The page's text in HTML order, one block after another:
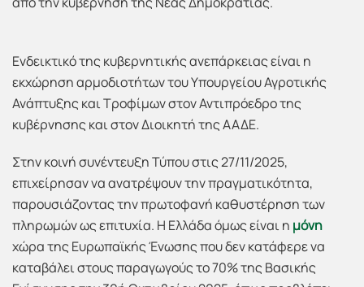
Ενδεικτικό της κυβερνητικής ανεπάρκειας είναι η
εκχώρηση αρμοδιοτήτων του Υπουργείου Αγροτικής
Ανάπτυξης και Τροφίμων στον Αντιπρόεδρο της
κυβέρνησης και στον Διοικητή της ΑΑΔΕ.
Στην κοινή συνέντευξη Τύπου στις 27/11/2025,
επιχείρησαν να ανατρέψουν την πραγματικότητα,
παρουσιάζοντας την πρωτοφανή καθυστέρηση των
πληρωμών ως επιτυχία. Η Ελλάδα όμως είναι η μόνη
χώρα της Ευρωπαϊκής Ένωσης που δεν κατάφερε να
καταβάλει στους παραγωγούς το 70% της Βασικής